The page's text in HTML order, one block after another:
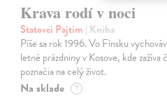
Krava rodí v noci
Statovci Pajtim | Kniha
Píše sa rok 1996. Vo Fínsku
letné prázdniny v Kosove, kde
poznačia na celý život.
Na sklade ?